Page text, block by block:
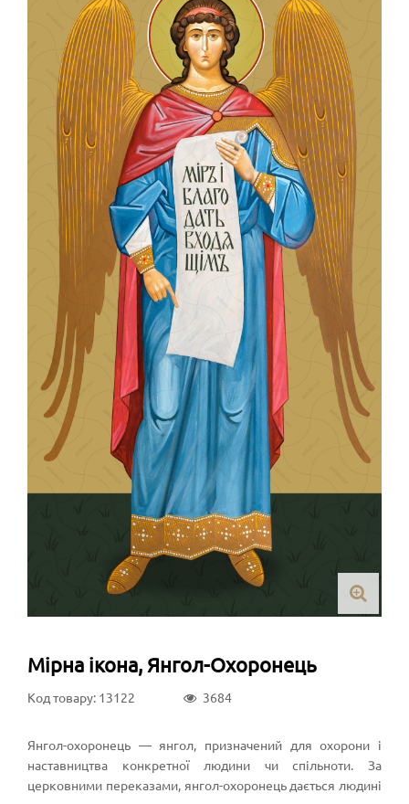
Мірна ікона, Янгол-Охоронець
Код товару: 13122 3684
Янгол-охоронець — янгол, призначений для охорони і
наставництва конкретної людини чи спільноти. За
церковними переказами, янгол-охоронець дається людині